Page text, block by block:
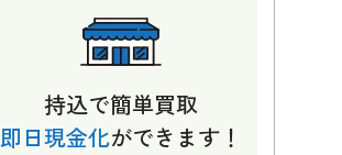
持込で簡単買取
即日現金化ができます！